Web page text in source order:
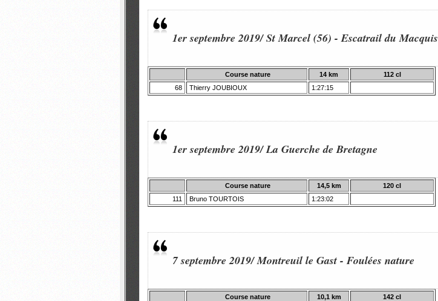
1er septembre 2019/ St Marcel (56)- Escatrail du Macquis
Course nature 14 km
112 cl
68
Thierry JOUBIOUX 1:27:15
1er septembre 2019/ La Guerche de Bretagne
Course nature 14,5 km
120 cl
111
Bruno TOURTOIS 1:23:02
7 septembre 2019/ Montreuil le Gast - Foulées nature
Course nature 10,1 km
142 cl